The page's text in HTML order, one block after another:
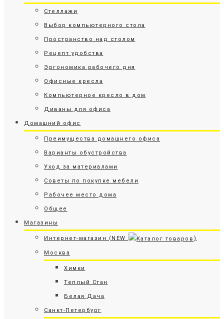
Стеллажи
Выбор компьютерного стола
Пространство над столом
Рецепт удобства
Эргономика рабочего дня
Офисные кресла
Компьютерное кресло в дом
Диваны для офиса
Домашний офис
Преимущества домашнего офиса
Варианты обустройства
Уход за материалами
Советы по покупке мебели
Рабочее место дома
Общее
Магазины
Интернет-магазин (NEW )
Москва
Химки
Теплый Стан
Белая Дача
Санкт-Петербург